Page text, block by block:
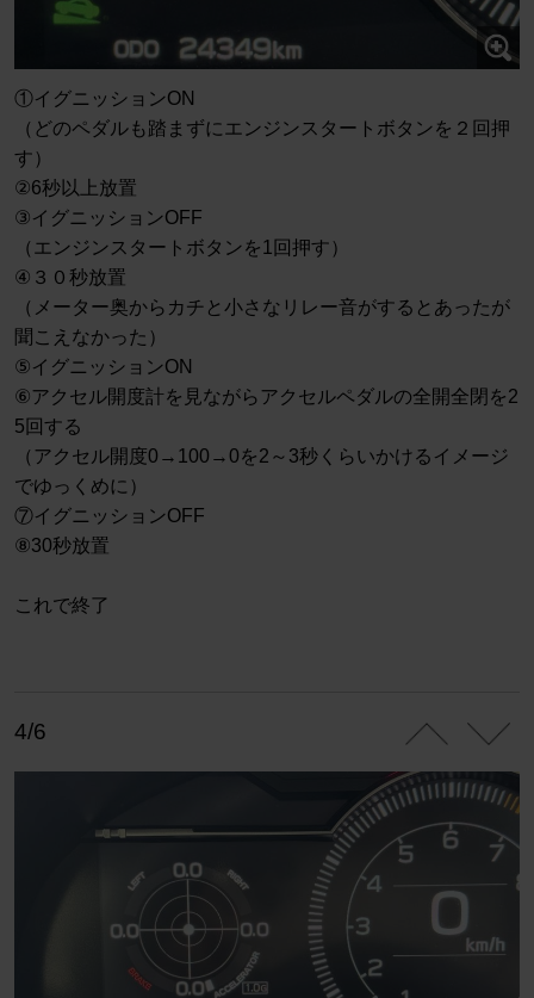
①イグニッションON
（どのペダルも踏まずにエンジンスタートボタンを２回押
す）
②6秒以上放置
③イグニッションOFF
（エンジンスタートボタンを1回押す）
④３０秒放置
（メーター奥からカチと小さなリレー音がするとあったが
聞こえなかった）
⑤イグニッションON
⑥アクセル開度計を見ながらアクセルペダルの全開全閉を2
5回する
（アクセル開度0→100→0を2～3秒くらいかけるイメージ
でゆっくめに）
⑦イグニッションOFF
⑧30秒放置
これで終了
4/6